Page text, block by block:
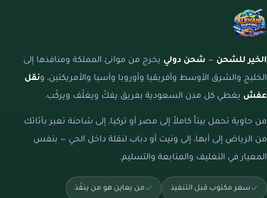
الخير للشحن — شحن دولي يخرج من موانئ المملكة ومنافذها إلى
الخليج والشرق الأوسط وأفريقيا وأوروبا وآسيا والأمريكتين، ونقل
عفش يغطي كل مدن السعودية بفريق يفكّ ويغلّف ويركّب.
من حاوية تحمل بيتاً كاملاً إلى مصر أو تركيا، إلى شاحنة تعبر بأثاثك
من الرياض إلى أبها، إلى ونيت أو دباب لنقلة داخل الحي — بنفس
المعيار في التغليف والمتابعة والتسليم.
سعر مكتوب قبل التنفيذ من يعاين هو من ينفّذ